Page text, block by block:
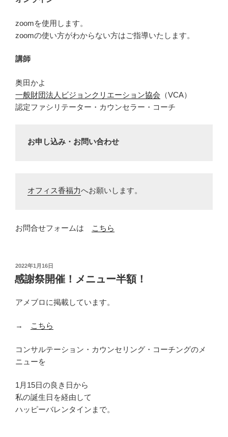
zoomを使用します。
zoomの使い方がわからない方はご指導いたします。
講師
奥田かよ
一般財団法人ビジョンクリエーション協会 （VCA）
認定ファシリテーター・カウンセラー・コーチ
お申し込み・お問い合わせ
オフィス香福力へお願いします。
お問合せフォームは こちら
投
稿
日:
2022年1月16日
感謝祭開催！メニュー半額！
アメブロに掲載しています。
→ こちら
コンサルテーション・カウンセリング・コーチングのメ
ニューを
1月15日の良き日から
私の誕生日を経由して
ハッピーバレンタインまで。